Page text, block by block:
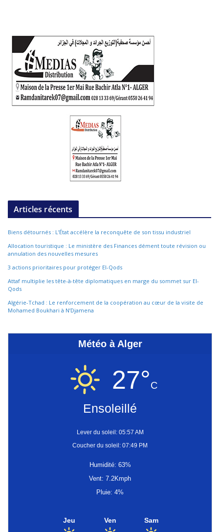
Articles récents
Biens détournés : L’État accélère la reconquête de son tissu industriel
Allocation touristique : Le ministère des Finances dément toute révision ou
annulation des nouvelles mesures
3 actions prioritaires pour protéger El-Qods
Attaf multiplie les tête-à-tête diplomatiques en marge du sommet sur El-
Qods
Algérie-Tchad : Le renforcement de la coopération au cœur de la visite de
Mohamed Boukhari à N’Djamena
Météo à Alger
27°C
Ensoleillé
Lever du soleil: 05:57 AM
Coucher du soleil: 07:49 PM
Humidité: 63%
Vent: 7.2Kmph
Pluie: 4%
Jeu Ven Sam